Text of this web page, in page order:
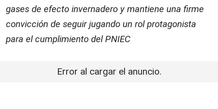
gases de efecto invernadero y mantiene una firme
convicción de seguir jugando un rol protagonista
para el cumplimiento del PNIEC
Error al cargar el anuncio.